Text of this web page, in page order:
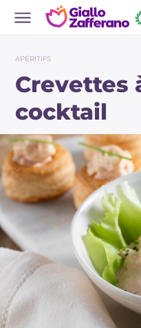
APÉRITIFS
Crevettes
cocktail